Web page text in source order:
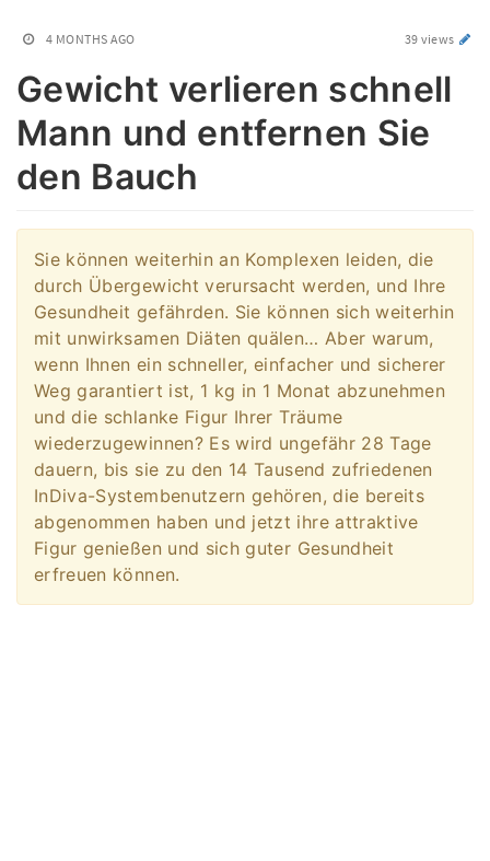
4 MONTHS AGO 39 views
Gewicht verlieren schnell
Mann und entfernen Sie
den Bauch
Sie können weiterhin an Komplexen leiden, die
durch Übergewicht verursacht werden, und Ihre
Gesundheit gefährden. Sie können sich weiterhin
mit unwirksamen Diäten quälen… Aber warum,
wenn Ihnen ein schneller, einfacher und sicherer
Weg garantiert ist, 1 kg in 1 Monat abzunehmen
und die schlanke Figur Ihrer Träume
wiederzugewinnen? Es wird ungefähr 28 Tage
dauern, bis sie zu den 14 Tausend zufriedenen
InDiva-Systembenutzern gehören, die bereits
abgenommen haben und jetzt ihre attraktive
Figur genießen und sich guter Gesundheit
erfreuen können.